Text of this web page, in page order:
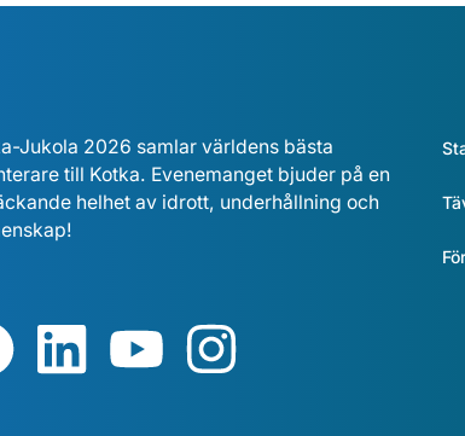
Jukola 2026 samlar världens bästa
till Kotka. Evenemanget bjuder på en
helhet av idrott, underhållning och